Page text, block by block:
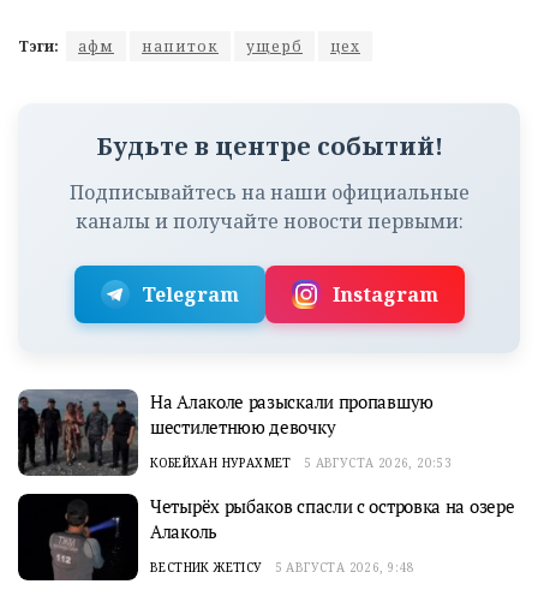
Тэги: афм напиток ущерб цех
Будьте в центре событий!
Подписывайтесь на наши официальные
каналы и получайте новости первыми:
Telegram Instagram
На Алаколе разыскали пропавшую
шестилетнюю девочку
КОБЕЙХАН НУРАХМЕТ 5 АВГУСТА 2026, 20:53
Четырёх рыбаков спасли с островка на озере
Алаколь
ВЕСТНИК ЖЕТІСУ 5 АВГУСТА 2026, 9:48